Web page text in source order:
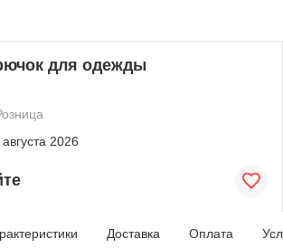
для одежды
2026
Доставка Оплата